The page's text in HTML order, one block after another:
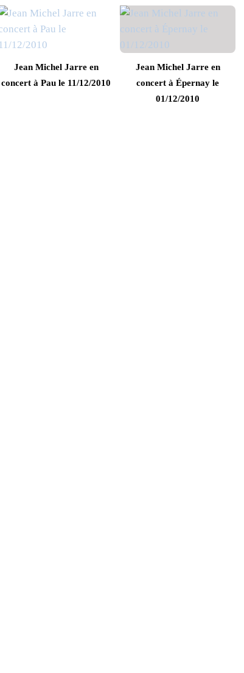
Jean Michel Jarre en
concert à Pau le 11/12/2010
Jean Michel Jarre en
concert à Épernay le
01/12/2010